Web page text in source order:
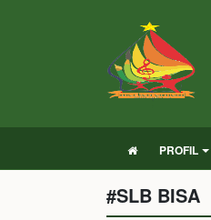
PROFIL
#SLB BISA